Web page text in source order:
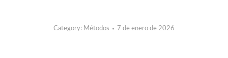
Category: Métodos 7 de enero de 2026